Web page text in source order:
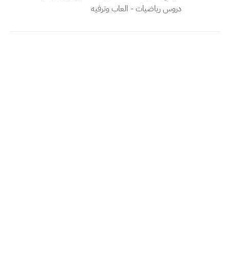
دروس رياضيات - العاب وترفيه